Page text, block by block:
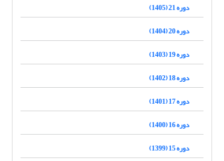
دوره 21 (1405)
دوره 20 (1404)
دوره 19 (1403)
دوره 18 (1402)
دوره 17 (1401)
دوره 16 (1400)
دوره 15 (1399)